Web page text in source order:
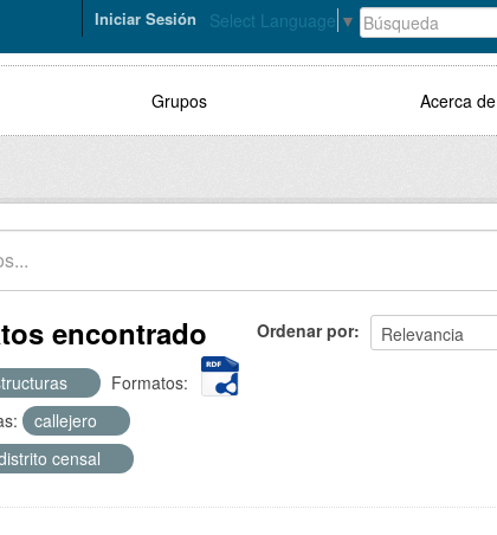
Select Language ▼
Iniciar Sesión
Grupos Acerca de
Ordenar por
encontrado
Formatos:
callejero
censal